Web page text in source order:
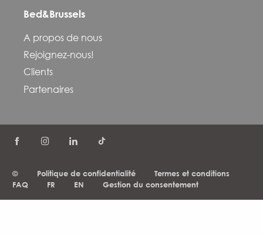
Bed&Brussels
A propos de nous
Rejoignez-nous!
Clients
Partenaires
© Politique de confidentialité
Termes et conditions
FAQ
FR EN Gestion du consentement